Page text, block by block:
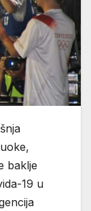
baklje
19 u